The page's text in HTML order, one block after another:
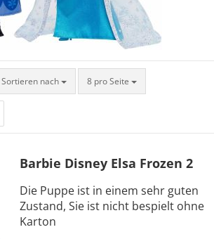
Sortieren nach 8 pro Seite
Barbie Disney Elsa Frozen 2
Die Puppe ist in einem sehr guten
Zustand, Sie ist nicht bespielt ohne
Karton